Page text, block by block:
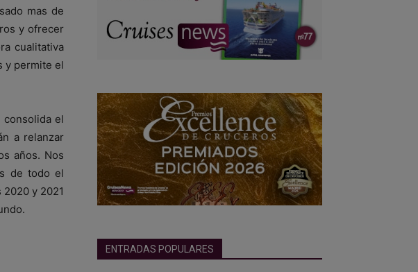
mas de
y ofrecer
cualitativa
y permite el
consolida el
a relanzar
años. Nos
de todo el
y 2021
ENTRADAS POPULARES